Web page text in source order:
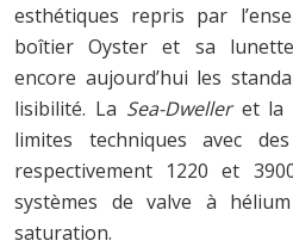
esthétiques repris par
boîtier Oyster et sa
encore aujourd’hui les
lisibilité. La Sea-Dwelleret la
limites techniques avec
respectivement 1220 et
systèmes de valve à
saturation.